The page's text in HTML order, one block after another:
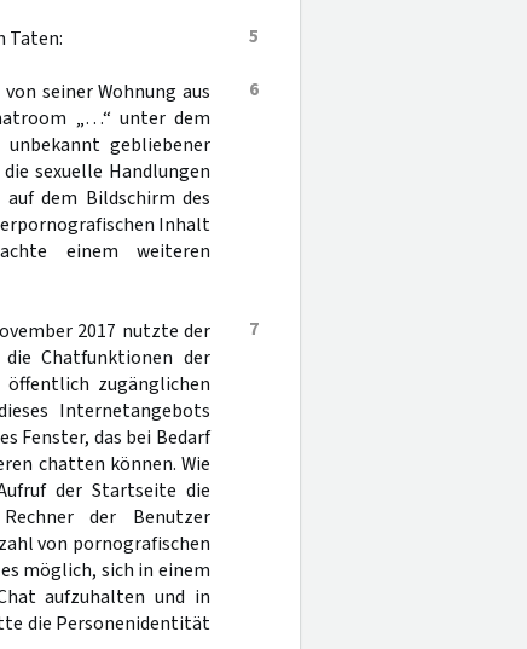
5
Taten:
6
seiner Wohnung aus
„…“ unter dem
gebliebener
sexuelle Handlungen
dem Bildschirm des
Inhalt
einem weiteren
7
2017 nutzte der
Chatfunktionen der
zugänglichen
Internetangebots
Fenster, das bei Bedarf
chatten können. Wie
der Startseite die
der Benutzer
von pornografischen
möglich, sich in einem
aufzuhalten und in
die Personenidentität